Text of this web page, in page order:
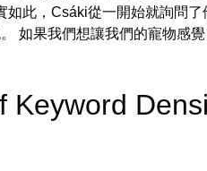
如此，Csáki從一開始就詢問
如果我們想讓我們的寵物感
Keyword